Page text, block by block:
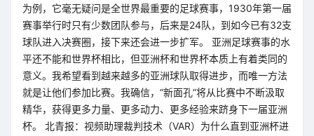
为例，它毫无疑问是全世界最重要的足球赛事，1930年第一届
赛事举行时只有少数团队参与，后来是24队，到如今已有32支
球队进入决赛圈，接下来还会进一步扩军。 亚洲足球赛事的水
平还不能和世界杯相比，但亚洲杯和世界杯本质上有着类同的
意义。我希望看到越来越多的亚洲球队取得进步，而唯一方法
就是让他们参加比赛。我确信，“新面孔”将从比赛中不断汲取
精华，获得更多力量、更多动力、更多经验来跻身下一届亚洲
杯。 北青报：视频助理裁判技术（VAR）为什么直到亚洲杯进